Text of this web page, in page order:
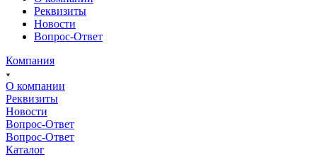
Реквизиты
Новости
Вопрос-Ответ
Компания
О компании
Реквизиты
Новости
Вопрос-Ответ
Вопрос-Ответ
Каталог